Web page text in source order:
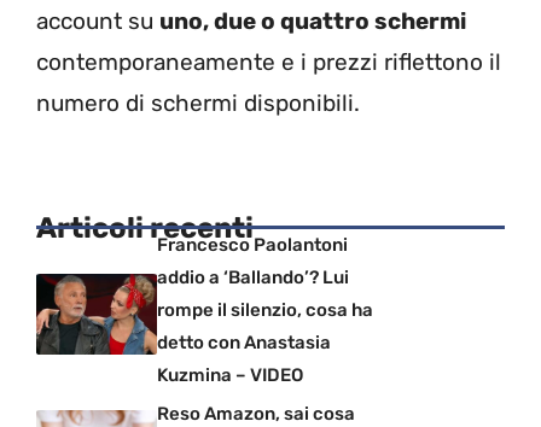
account su uno, due o quattro schermi
contemporaneamente e i prezzi riflettono il
numero di schermi disponibili.
Articoli recentiFrancesco Paolantoni
addio a ‘Ballando’? Lui
rompe il silenzio, cosa ha
detto con Anastasia
Kuzmina – VIDEO
Reso Amazon, sai cosa